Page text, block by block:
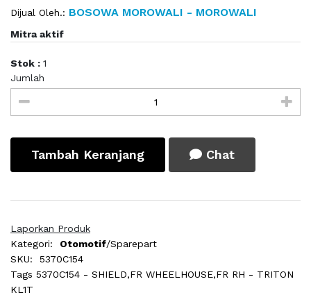
Dijual Oleh.: BOSOWA MOROWALI - MOROWALI
Mitra aktif
Stok : 1
Jumlah
Tambah Keranjang Chat
Laporkan Produk
Kategori:
Otomotif/Sparepart
SKU:
5370C154
Tags 5370C154 - SHIELD,FR WHEELHOUSE,FR RH - TRITON
KL1T